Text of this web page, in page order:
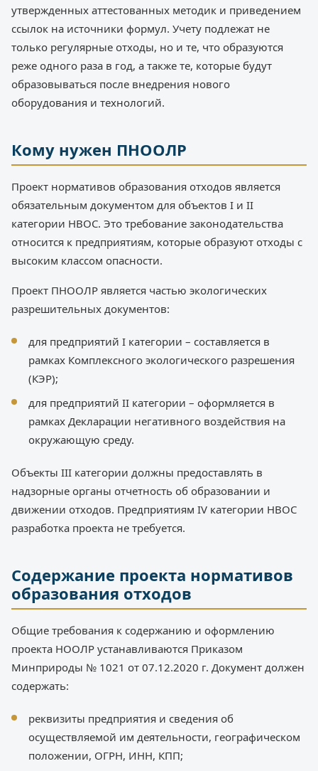
утвержденных аттестованных методик и приведением
ссылок на источники формул. Учету подлежат не
только регулярные отходы, но и те, что образуются
реже одного раза в год, а также те, которые будут
образовываться после внедрения нового
оборудования и технологий.
Кому нужен ПНООЛР
Проект нормативов образования отходов является
обязательным документом для объектов I и II
категории НВОС. Это требование законодательства
относится к предприятиям, которые образуют отходы с
высоким классом опасности.
Проект ПНООЛР является частью экологических
разрешительных документов:
для предприятий I категории – составляется в
рамках Комплексного экологического разрешения
(КЭР);
для предприятий II категории – оформляется в
рамках Декларации негативного воздействия на
окружающую среду.
Объекты III категории должны предоставлять в
надзорные органы отчетность об образовании и
движении отходов. Предприятиям IV категории НВОС
разработка проекта не требуется.
Содержание проекта нормативов
образования отходов
Общие требования к содержанию и оформлению
проекта НООЛР устанавливаются Приказом
Минприроды № 1021 от 07.12.2020 г. Документ должен
содержать:
реквизиты предприятия и сведения об
осуществляемой им деятельности, географическом
положении, ОГРН, ИНН, КПП;